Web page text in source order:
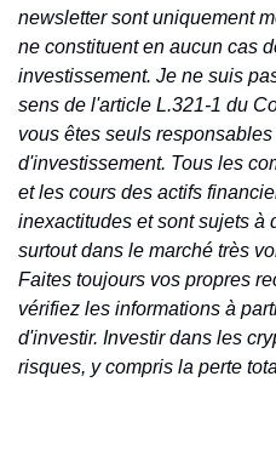
newsletter sont uniquement
ne constituent en aucun cas
investissement. Je ne suis
sens de l'article L.321-1 du
vous êtes seuls
d'investissement. Tous les
et les cours des actifs
inexactitudes et sont sujets à
surtout dans le marché très
Faites toujours vos propres
vérifiez les informations à
d'investir. Investir dans les
risques, y compris la perte